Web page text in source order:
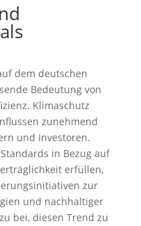
dem deutschen
Bedeutung von
Klimaschutz
zunehmend
und Investoren.
in Bezug auf
erfüllen,
zur
und nachhaltiger
bei, diesen Trend zu